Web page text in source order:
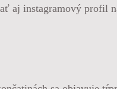
aj instagramový profil